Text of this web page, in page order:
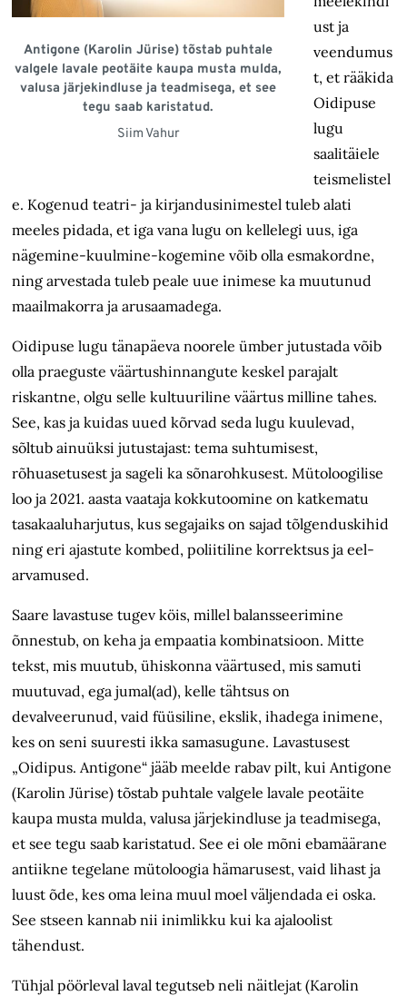
Antigone (Karolin Jürise) tõstab puhtale
valgele lavale peotäite kaupa musta mulda,
valusa järjekindluse ja teadmisega, et see
tegu saab karistatud.
Siim Vahur
ust ja
veendumus
t, et rääkida
Oidipuse
lugu
saalitäiele
teismelistel
e. Kogenud teatri- ja kirjandusinimestel tuleb alati
meeles pidada, et iga vana lugu on kellelegi uus, iga
nägemine-kuulmine-kogemine võib olla esmakordne,
ning arvestada tuleb peale uue inimese ka muutunud
maailma­korra ja arusaamadega.
Oidipuse lugu tänapäeva noorele ümber jutustada võib
olla praeguste väärtushinnangute keskel parajalt
riskantne, olgu selle kultuuriline väärtus milline tahes.
See, kas ja kuidas uued kõrvad seda lugu kuulevad,
sõltub ainuüksi jutustajast: tema suhtumisest,
rõhuasetusest ja sageli ka sõnarohkusest. Mütoloogilise
loo ja 2021. aasta vaataja kokkutoomine on katkematu
tasakaaluharjutus, kus segajaiks on sajad tõlgenduskihid
ning eri ajastute kombed, poliitiline korrektsus ja eel­
arvamused.
Saare lavastuse tugev köis, millel balansseerimine
õnnestub, on keha ja empaatia kombinatsioon. Mitte
tekst, mis muutub, ühiskonna väärtused, mis samuti
muutuvad, ega jumal(ad), kelle tähtsus on
devalveerunud, vaid füüsiline, ekslik, ihadega inimene,
kes on seni suuresti ikka samasugune. Lavastusest
„Oidipus. Antigone“ jääb meelde rabav pilt, kui Antigone
(Karolin Jürise) tõstab puhtale valgele lavale peotäite
kaupa musta mulda, valusa järjekindluse ja teadmisega,
et see tegu saab karistatud. See ei ole mõni ebamäärane
antiikne tegelane mütoloogia hämarusest, vaid lihast ja
luust õde, kes oma leina muul moel väljendada ei oska.
See stseen kannab nii inimlikku kui ka ajaloolist
tähendust.
Tühjal pöörleval laval tegutseb neli näitlejat (Karolin